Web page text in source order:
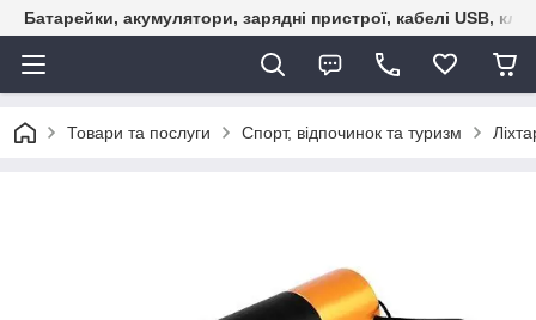
Батарейки, акумулятори, зарядні пристрої, кабелі USB,
Товари та послуги Спорт, відпочинок та туризм